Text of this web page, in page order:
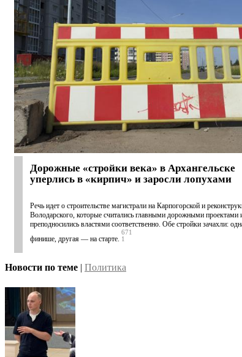
Дорожные «стройки века» в Архангельске
уперлись в «кирпич» и заросли лопухами
Речь идет о строительстве магистрали на Карпогорской и
Володарского, которые считались главными дорожными проектами
преподносились властями соответственно. Обе стройки зачахли:
финише, другая — на старте.
671
1
Новости по теме | Политика